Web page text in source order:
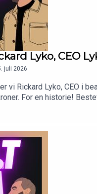
Lyko, CEO
juli 2026
vi Rickard Lyko, CEO i
For en historie!
over stafettpinnen i
netthandel, og
selskapHvordan
brands som Fenty